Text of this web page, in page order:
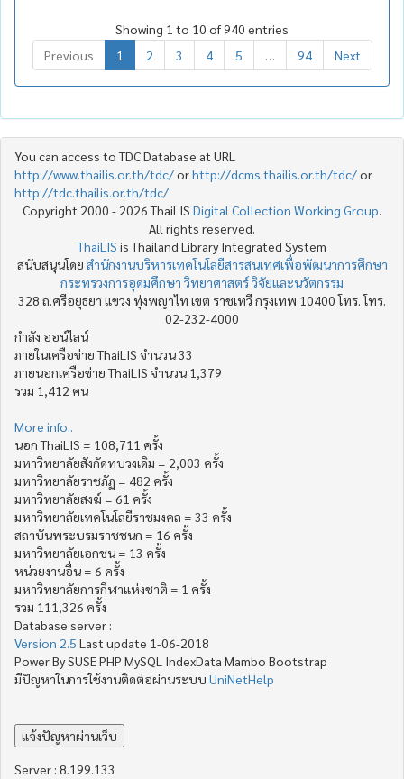
Showing 1 to 10 of 940 entries
Previous
1 2 3 4 5 94 Next
You can access to TDC Database at URL
http://www.thailis.or.th/tdc/orhttp://dcms.thailis.or.th/tdc/or
http://tdc.thailis.or.th/tdc/
Copyright 2000 - 2026 ThaiLIS Digital Collection Working Group
All rights reserved.
ThaiLIS is Thailand Library Integrated System
สนับสนุนโดย สำนักงานบริหารเทคโนโลยีสารสนเทศเพื่อพัฒนาการศึกษา
กระทรวงการอุดมศึกษา วิทยาศาสตร์ วิจัยและนวัตกรรม
328 ถ.ศรีอยุธยา แขวง ทุ่งพญาไท เขต ราชเทวี กรุงเทพ 10400 โทร. โทร.
02-232-4000
กำลัง ออน์ไลน์
ภายในเครือข่าย ThaiLIS จำนวน 33
ภายนอกเครือข่าย ThaiLIS จำนวน 1,379
รวม 1,412 คน
More info..
นอก ThaiLIS = 108,711 ครั้ง
มหาวิทยาลัยสังกัดทบวงเดิม = 2,003 ครั้ง
มหาวิทยาลัยราชภัฏ = 482 ครั้ง
มหาวิทยาลัยสงฆ์ = 61 ครั้ง
มหาวิทยาลัยเทคโนโลยีราชมงคล = 33 ครั้ง
สถาบันพระบรมราชชนก = 16 ครั้ง
มหาวิทยาลัยเอกชน = 13 ครั้ง
หน่วยงานอื่น = 6 ครั้ง
มหาวิทยาลัยการกีฬาแห่งชาติ = 1 ครั้ง
รวม 111,326 ครั้ง
Database server :
Version 2.5 Last update 1-06-2018
Power By SUSE PHP MySQL IndexData Mambo Bootstrap
มีปัญหาในการใช้งานติดต่อผ่านระบบ UniNetHelp
Server : 8.199.133